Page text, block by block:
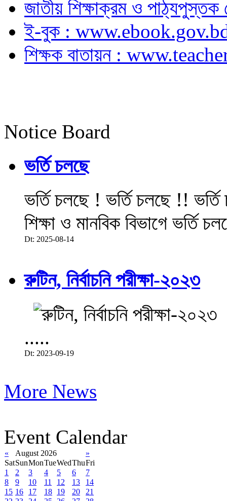
জাতীয় শিক্ষাক্রম ও
ই-বুক :
শিক্ষক বাতায়ন :
Notice Board
ভর্তি চলছে
ভর্তি চলছে ! ভর্তি চলছে !!
শিক্ষা ও মানবিক বিভাগে ভর্তি
Dt: 2025-08-14
রুটিন, নির্বাচনি পরীক্ষা-২০২৩
.....
Dt: 2023-09-19
More News
Event Calendar
« August 2026
»
SatSunMonTueWedThuFri
1
2 3 4 5 6
7
8
9 10 11 12 13
14
15 16 17 18 19 20
21